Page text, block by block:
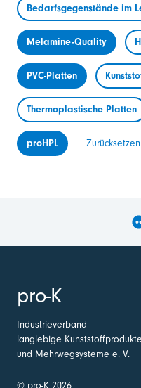
Bedarfsgegenstände im
Melamine-Quality
PVC-Platten
Thermoplastische Platten
proHPL Zurücksetzen
pro-K
Industrieverband
langlebige Kunststoffprodukte
und Mehrwegsysteme e. V.
© pro-K 2026